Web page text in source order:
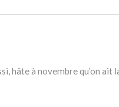
hâte à novembre qu’on ait